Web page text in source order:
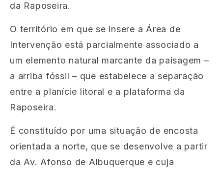
da Raposeira.
O território em que se insere a Área de
Intervenção está parcialmente associado a
um elemento natural marcante da paisagem –
a arriba fóssil – que estabelece a separação
entre a planície litoral e a plataforma da
Raposeira.
É constituído por uma situação de encosta
orientada a norte, que se desenvolve a partir
da Av. Afonso de Albuquerque e cuja